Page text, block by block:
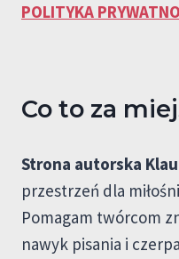
POLITYKA
Co to za
Strona autorska
przestrzeń dla
Pomagam twórcom
nawyk pisania i